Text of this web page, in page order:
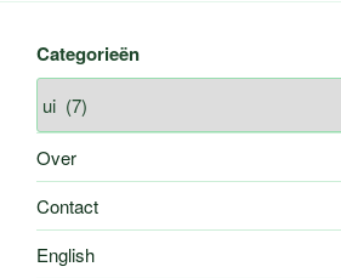
Categorieën
Over
Contact
English